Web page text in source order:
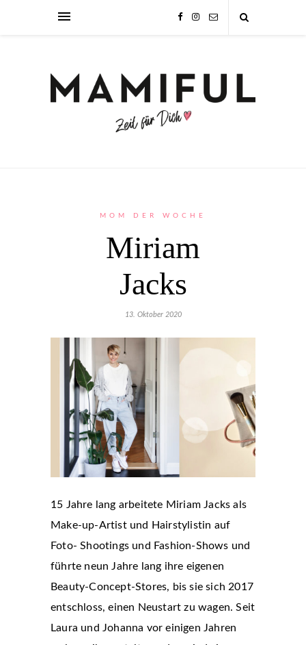
MOM DER WOCHE
Miriam
Jacks
13. Oktober 2020
15 Jahre lang arbeitete Miriam Jacks als
Make-up-Artist und Hairstylistin auf
Foto- Shootings und Fashion-Shows und
führte neun Jahre lang ihre eigenen
Beauty-Concept-Stores, bis sie sich 2017
entschloss, einen Neustart zu wagen. Seit
Laura und Johanna vor einigen Jahren